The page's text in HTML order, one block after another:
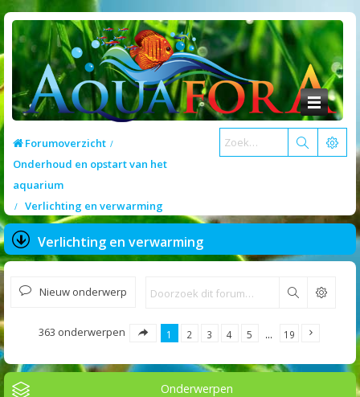
Forumoverzicht
Onderhoud en opstart van het
aquarium
Verlichting en verwarming
Verlichting en verwarming
Nieuw onderwerp Zoek
363 onderwerpen 1 2 3 4 5 … 19
Onderwerpen